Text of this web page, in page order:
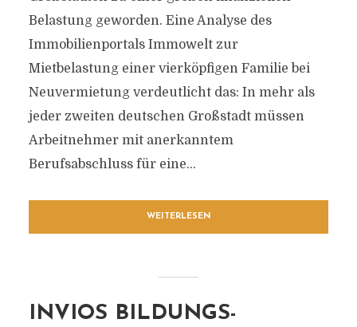
Belastung geworden. Eine Analyse des
Immobilienportals Immowelt zur
Mietbelastung einer vierköpfigen Familie bei
Neuvermietung verdeutlicht das: In mehr als
jeder zweiten deutschen Großstadt müssen
Arbeitnehmer mit anerkanntem
Berufsabschluss für eine...
WEITERLESEN
INVIOS BILDUNGS-